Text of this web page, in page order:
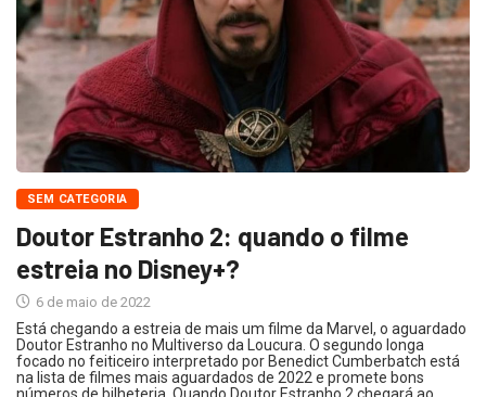
SEM CATEGORIA
Doutor Estranho 2: quando o filme
estreia no Disney+?
6 de maio de 2022
Está chegando a estreia de mais um filme da Marvel, o aguardado
Doutor Estranho no Multiverso da Loucura. O segundo longa
focado no feiticeiro interpretado por Benedict Cumberbatch está
na lista de filmes mais aguardados de 2022 e promete bons